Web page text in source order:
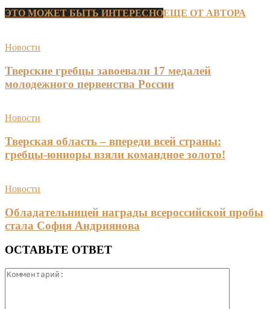
ЭТО МОЖЕТ БЫТЬ ИНТЕРЕСНОЕЩЕ ОТ АВТОРА
Новости
Тверские гребцы завоевали 17 медалей
молодежного первенства России
Новости
Тверская область – впереди всей страны:
гребцы-юниоры взяли командное золото!
Новости
Обладательницей награды всероссийской пробы
стала София Андриянова
ОСТАВЬТЕ ОТВЕТ